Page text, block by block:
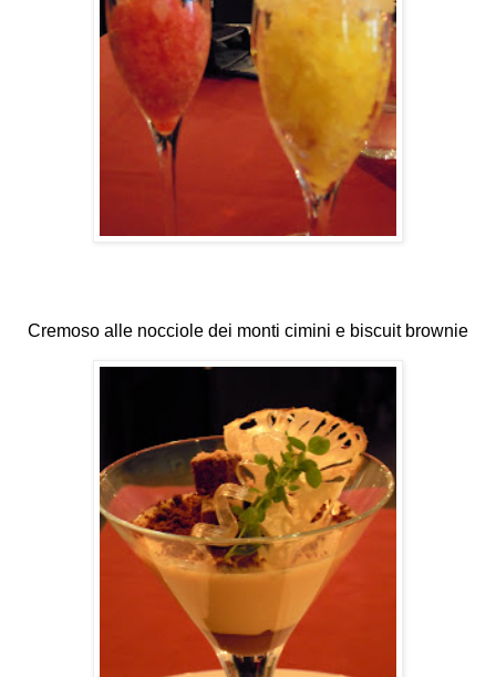
Cremoso alle nocciole dei monti cimini e biscuit brownie